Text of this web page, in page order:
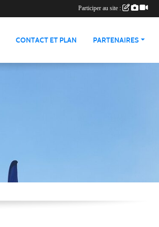
CONTACT ET PLAN PARTENAIRES
Participer au site :